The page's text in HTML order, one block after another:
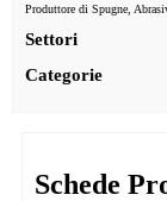
Produttore di Spugne,
Settori
Categorie
Schede